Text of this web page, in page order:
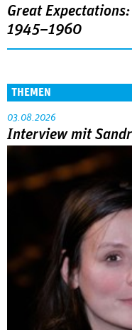
Great
1945–1960
THEMEN
03.08.2026
Interview mit